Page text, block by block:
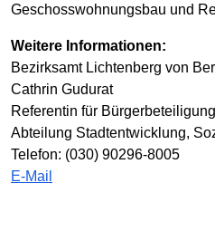
Geschosswohnungsbau und
Weitere Informationen:
Bezirksamt Lichtenberg von
Cathrin Gudurat
Referentin für
Abteilung Stadtentwicklung,
Telefon: (030) 90296-8005
E-Mail